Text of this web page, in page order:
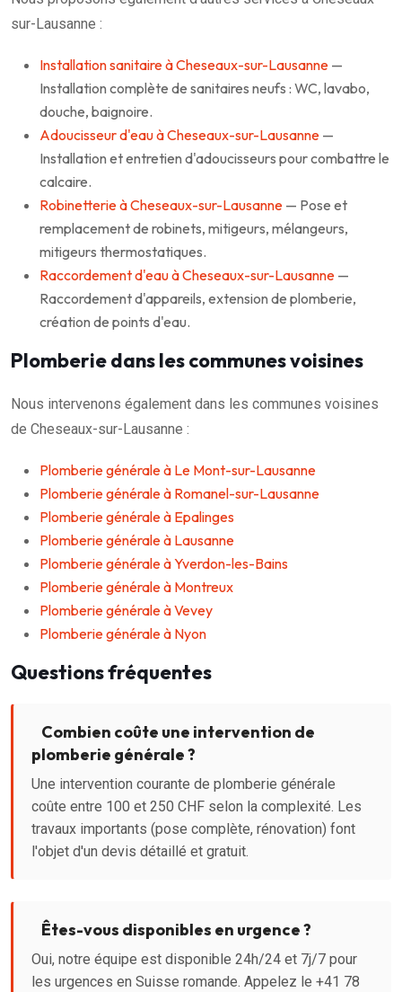
sur-Lausanne :
Installation sanitaire à Cheseaux-sur-Lausanne —
Installation complète de sanitaires neufs : WC, lavabo,
douche, baignoire.
Adoucisseur d'eau à Cheseaux-sur-Lausanne —
Installation et entretien d'adoucisseurs pour combattre le
calcaire.
Robinetterie à Cheseaux-sur-Lausanne — Pose et
remplacement de robinets, mitigeurs, mélangeurs,
mitigeurs thermostatiques.
Raccordement d'eau à Cheseaux-sur-Lausanne —
Raccordement d'appareils, extension de plomberie,
création de points d'eau.
Plomberie dans les communes voisines
Nous intervenons également dans les communes voisines
de Cheseaux-sur-Lausanne :
Plomberie générale à Le Mont-sur-Lausanne
Plomberie générale à Romanel-sur-Lausanne
Plomberie générale à Epalinges
Plomberie générale à Lausanne
Plomberie générale à Yverdon-les-Bains
Plomberie générale à Montreux
Plomberie générale à Vevey
Plomberie générale à Nyon
Questions fréquentes
Combien coûte une intervention de
plomberie générale ?
Une intervention courante de plomberie générale
coûte entre 100 et 250 CHF selon la complexité. Les
travaux importants (pose complète, rénovation) font
l'objet d'un devis détaillé et gratuit.
Êtes-vous disponibles en urgence ?
Oui, notre équipe est disponible 24h/24 et 7j/7 pour
les urgences en Suisse romande. Appelez le +41 78